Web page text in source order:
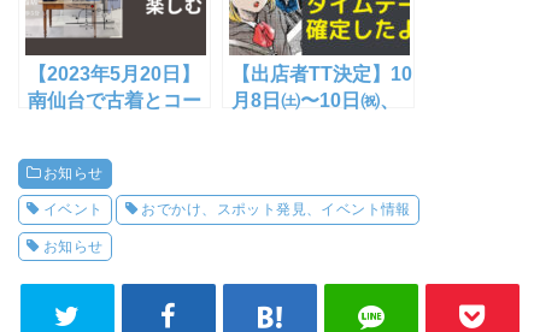
【2023年5月20日】
南仙台で古着とコー
着店×SUNNY SITE
COFFEE】
【出店者TT決定】10
月8日㈯〜10日㈷、
【イベント続報】
お知らせ
イベント おでかけ、スポット発見、イベント情報
お知らせ